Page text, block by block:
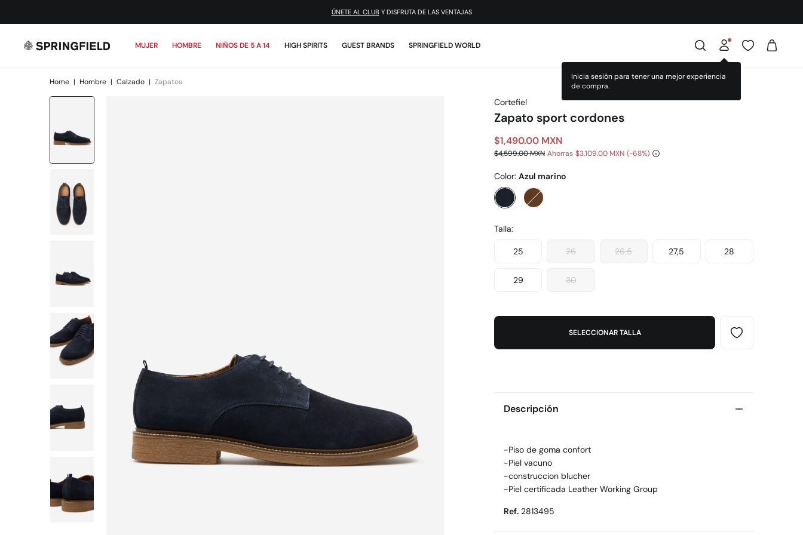
ÚNETE AL CLUB Y DISFRUTA DE LAS VENTAJAS
MUJER HOMBRE NIÑOS DE 5 A 14 HIGH SPIRITS GUEST BRANDS SPRINGFIELD WORLD
Inicia sesión para tener una mejor experiencia
de compra.
Home | Hombre | Calzado | Zapatos
Cortefiel
Zapato sport cordones
$1,490.00 MXN
$4,599.00 MXN Ahorras $3,109.00 MXN 68
Color: Azul marino
Talla:
25 26 26,5 27,5 28
29 30
SELECCIONAR TALLA
Descripción
-Piso de goma confort
-Piel vacuno
-construccion blucher
-Piel certificada Leather Working Group
Ref. 2813495